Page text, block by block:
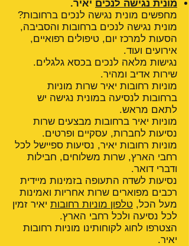
מונית נגישה לנכים יאיר.
מחפשים מונית נגישה לנכים ברחובות?
מונית נגישה לנכים ברחובות והסביבה,
הסעות למרכז יום, טיפולים רפואיים,
אירועים ועוד.
נגישות מלאה לנכים בכסא גלגלים.
שירות אדיב ומהיר.
מוניות רחובות יאיר שרות מוניות
ברחובות לנסיעה במונית נגישה יש
לתאם מראש.
מוניות יאיר ברחובות מבצעים שרות
נסיעות לחברות, עסקיים ופרטים.
מוניות רחובות יאיר, נסיעות ספיישל לכל
רחבי הארץ, שרות משלוחים, חבילות
ודברי דואר.
נסיעות לשדה התעופה בזמינות מיידית
רכבים מפוארים שרות אחריות ואמינות
מעל הכל, טלפון מוניות רחובות יאיר זמין
לכל נסיעה ולכל רחבי הארץ.
הצטרפו לחוג לקוחותינו מוניות רחובות
יאיר.